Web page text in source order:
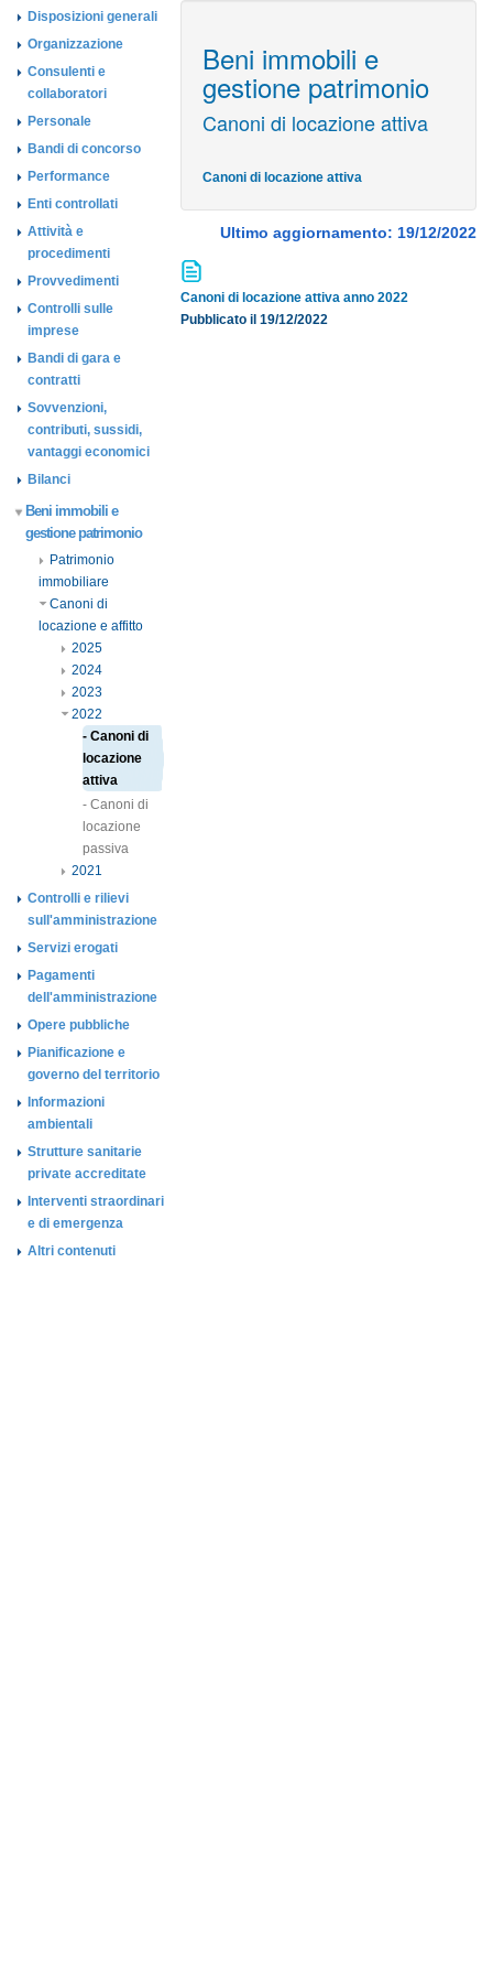
Disposizioni generali
Organizzazione
Consulenti e
collaboratori
Personale
Bandi di concorso
Performance
Enti controllati
Attività e
procedimenti
Provvedimenti
Controlli sulle
imprese
Bandi di gara e
contratti
Sovvenzioni,
contributi, sussidi,
vantaggi economici
Bilanci
Beni immobili e
gestione patrimonio
Patrimonio
immobiliare
Canoni di
locazione e affitto
2025
2024
2023
2022
- Canoni di
locazione
attiva
- Canoni di
locazione
passiva
2021
Controlli e rilievi
sull'amministrazione
Servizi erogati
Pagamenti
dell'amministrazione
Opere pubbliche
Pianificazione e
governo del territorio
Informazioni
ambientali
Strutture sanitarie
private accreditate
Interventi straordinari
e di emergenza
Altri contenuti
Beni immobili e
gestione patrimonio
Canoni di locazione attiva
Canoni di locazione attiva
Ultimo aggiornamento: 19/12/2022
Canoni di locazione attiva anno 2022
Pubblicato il 19/12/2022